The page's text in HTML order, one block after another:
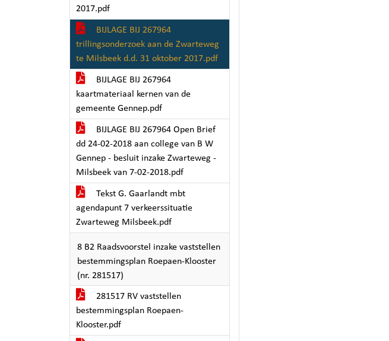
2017.pdf
BIJLAGE BIJ 267964
trillingsonderzoek aan de Zwarteweg
te Milsbeek d.d. 31 oktober 2017.pdf
BIJLAGE BIJ 267964
kaartmateriaal kernen van de
gemeente Gennep.pdf
BIJLAGE BIJ 267964 Open Brief
dd 24-02-2018 aan college van B W
Gennep - besluit inzake Zwarteweg -
Milsbeek van 7-02-2018.pdf
Tekst G. Gaarlandt mbt
agendapunt 7 verkeerssituatie
Zwarteweg Milsbeek.pdf
8 B2 Raadsvoorstel inzake vaststellen
bestemmingsplan Roepaen-Klooster
(nr. 281517)
281517 RV vaststellen
bestemmingsplan Roepaen-
Klooster.pdf